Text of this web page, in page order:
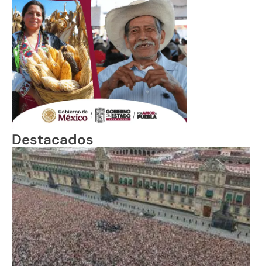
Destacados